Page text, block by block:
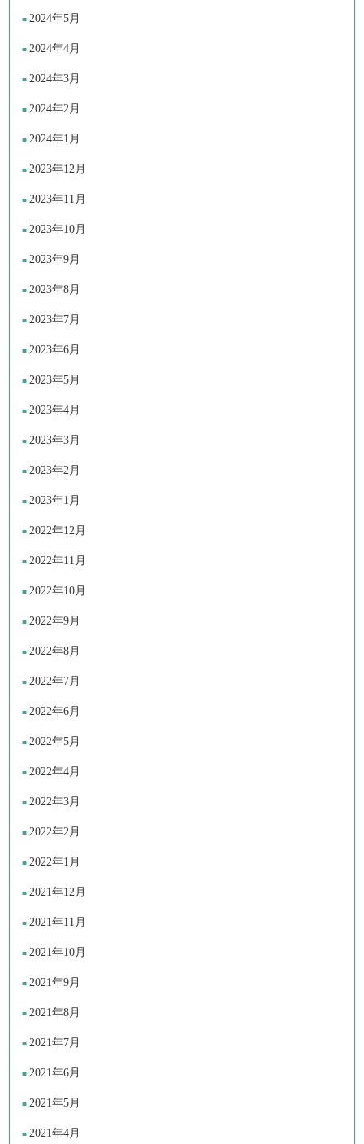
2024年5月
2024年4月
2024年3月
2024年2月
2024年1月
2023年12月
2023年11月
2023年10月
2023年9月
2023年8月
2023年7月
2023年6月
2023年5月
2023年4月
2023年3月
2023年2月
2023年1月
2022年12月
2022年11月
2022年10月
2022年9月
2022年8月
2022年7月
2022年6月
2022年5月
2022年4月
2022年3月
2022年2月
2022年1月
2021年12月
2021年11月
2021年10月
2021年9月
2021年8月
2021年7月
2021年6月
2021年5月
2021年4月